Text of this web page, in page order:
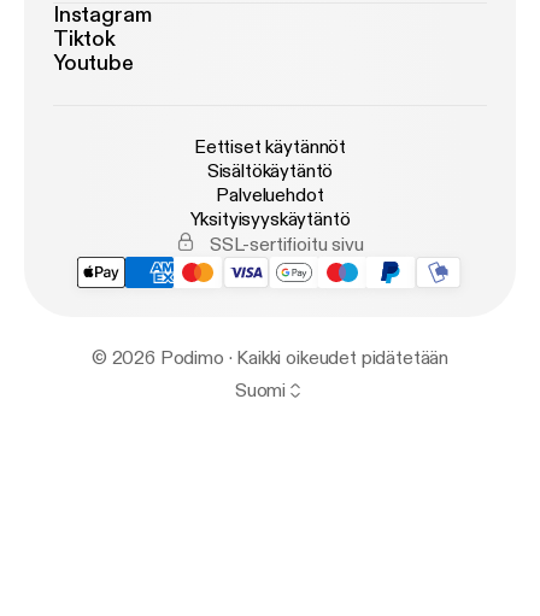
Instagram
Tiktok
Youtube
Eettiset käytännöt
Sisältökäytäntö
Palveluehdot
Yksityisyyskäytäntö
SSL-sertifioitu sivu
© 2026 Podimo · Kaikki oikeudet pidätetään
Suomi